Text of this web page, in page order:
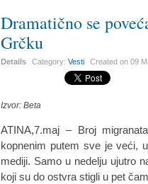
Dramatično se
Grčku
Details Category:Vesti Created on09
Izvor: Beta
ATINA,7.maj – Broj
kopnenim putem sve je veći,
mediji. Samo u nedelju ujutro
koji su do ostvra stigli u pet